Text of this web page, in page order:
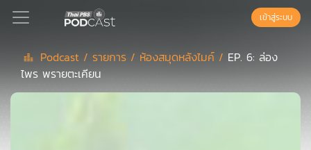
Podcast
เข้าสู่ระบบ
Podcast / รายการ / ห้องสมุดหลังไมค์ / EP. 6: ล่อง
ไพร พรายตะเคียน